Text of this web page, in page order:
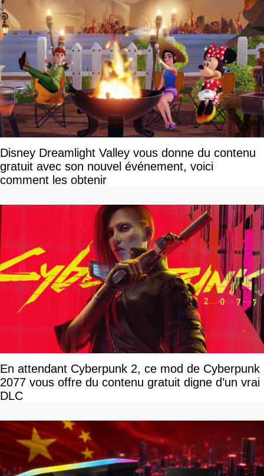
Disney Dreamlight Valley vous donne du contenu
gratuit avec son nouvel événement, voici
comment les obtenir
En attendant Cyberpunk 2, ce mod de Cyberpunk
2077 vous offre du contenu gratuit digne d’un vrai
DLC